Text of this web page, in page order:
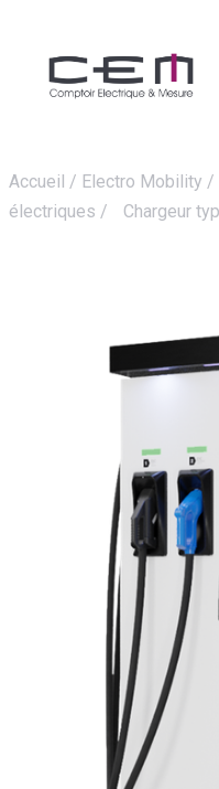
Accueil / Electro Mobility /
électriques / Chargeur